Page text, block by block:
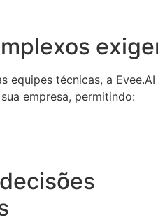
equipes técnicas, a
empresa, permitindo: